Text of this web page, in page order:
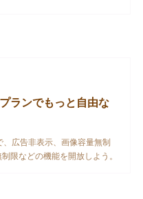
ランでもっと自由な
広告非表示、画像容量無制
限などの機能を開放しよう。